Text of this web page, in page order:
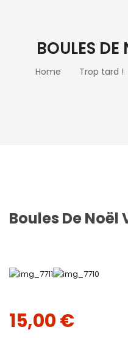
BOULES
Home Trop tard !
Boules De Noël
15,00€